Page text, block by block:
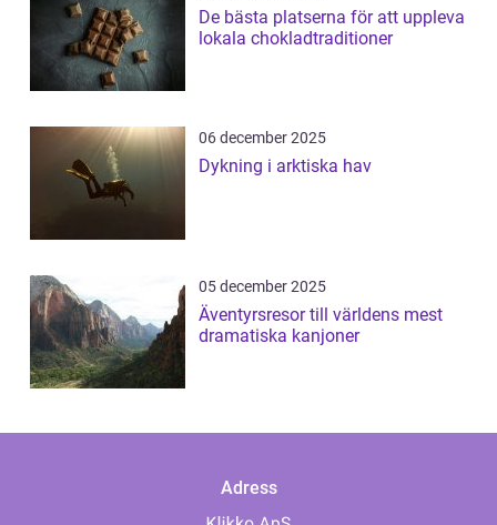
De bästa platserna för att uppleva
lokala chokladtraditioner
06 december 2025
Dykning i arktiska hav
05 december 2025
Äventyrsresor till världens mest
dramatiska kanjoner
Adress